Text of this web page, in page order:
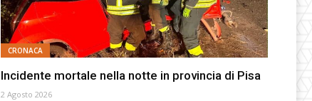
CRONACA
Incidente mortale nella notte in provincia di Pisa
2 Agosto 2026